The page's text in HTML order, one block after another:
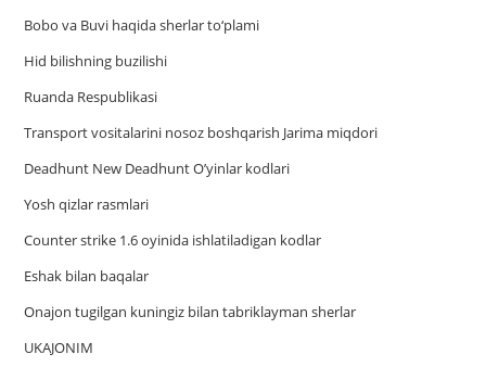
Bobo va Buvi haqida sherlar to‘plami
Hid bilishning buzilishi
Ruanda Respublikasi
Trаnsport vositаlаrini nosoz boshqаrish Jаrimа miqdori
Deadhunt New Deadhunt O’yinlar kodlari
Yosh qizlar rasmlari
Counter strike 1.6 oyinida ishlatiladigan kodlar
Eshak bilan baqalar
Onajon tugilgan kuningiz bilan tabriklayman sherlar
UKAJONIM